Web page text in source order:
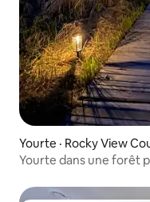
Yourte · Rocky View
Yourte dans une forêt